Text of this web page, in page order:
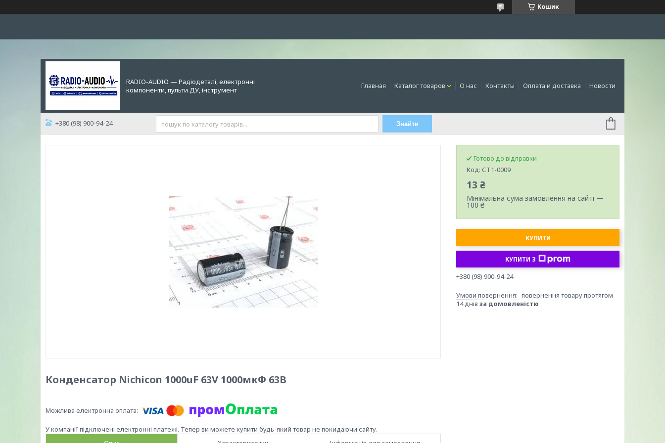
Кошик
RADIO-AUDIO — Радіодеталі, електронні
компоненти, пульти ДУ, інструмент
Главная Каталог товаров О нас Контакты Оплата и доставка Новости
+380 (98) 900-94-24 Знайти
Конденсатор Nichicon 1000uF 63V 1000мкФ 63В
У компанії підключені електронні платежі. Тепер ви можете купити будь-який товар не покидаючи сайту.
Готово до відправки
Код: СТ1-0009
13 ₴
Мінімальна сума замовлення на сайті —
100 ₴
КУПИТИ
КУПИТИ З
+380 (98) 900-94-24
повернення товару протягом
14 днів за домовленістю